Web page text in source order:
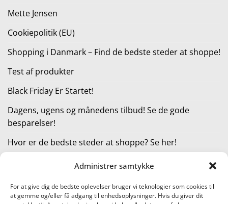
Administrer samtykke
For at give dig de bedste oplevelser bruger vi teknologier som cookies til
at gemme og/eller få adgang til enhedsoplysninger. Hvis du giver dit
Mette Jensen
Cookiepolitik (EU)
Shopping i Danmark – Find de bedste steder at shoppe!
Test af produkter
Black Friday Er Startet!
Dagens, ugens og månedens tilbud! Se de gode
besparelser!
Hvor er de bedste steder at shoppe? Se her!
Kategorier